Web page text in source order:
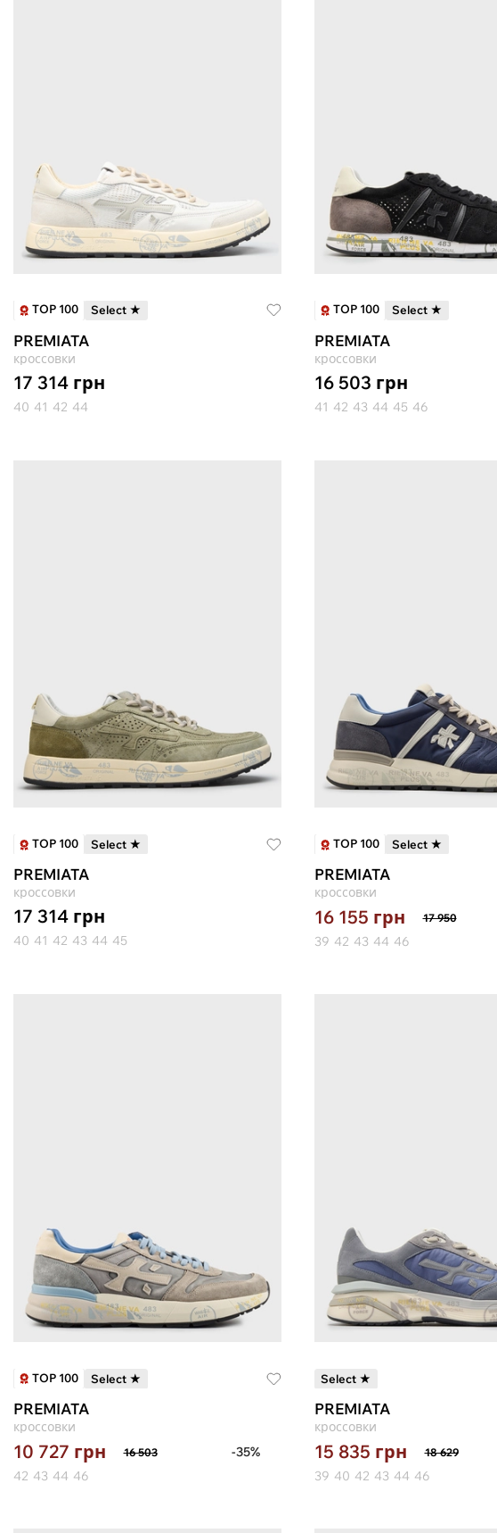
TOP 100 Select ★
PREMIATA
кроссовки
17 314 грн
40 41 42 44
TOP 100 Select ★
PREMIATA
кроссовки
16 503 грн
41 42 43 44 45 46
TOP 100 Select ★
PREMIATA
кроссовки
17 314 грн
40 41 42 43 44 45
TOP 100 Select ★
PREMIATA
кроссовки
16 155 грн 17 950
39 42 43 44 46
TOP 100 Select ★
PREMIATA
кроссовки
10 727 грн 16 503
-35%
42 43 44 46
Select ★
PREMIATA
кроссовки
15 835 грн 18 629
39 40 42 43 44 46